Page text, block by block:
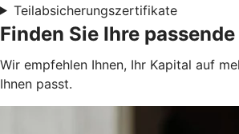
Teilabsicherungszertifikate
Finden Sie Ihre
Wir empfehlen Ihnen, Ihr Kapital auf
Ihnen passt.